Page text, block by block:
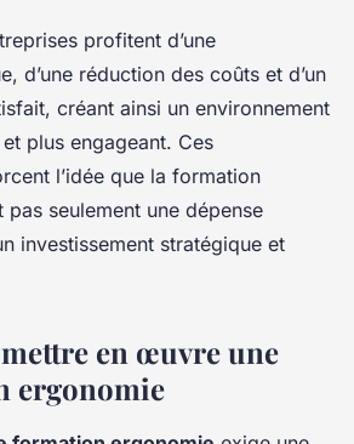
profitent d’une
d’une réduction des coûts et d’un
créant ainsi un environnement
plus engageant. Ces
l’idée que la formation
pas seulement une dépense
investissement stratégique et
en œuvre une
ergonomie